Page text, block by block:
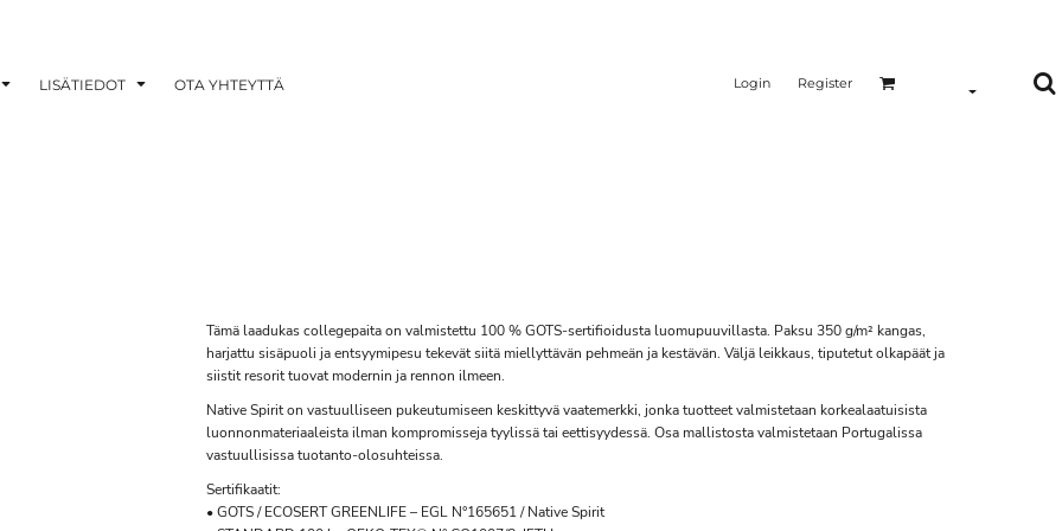
LISÄTIEDOT OTA YHTEYTTÄ Login Register
Tämä laadukas collegepaita on valmistettu 100 % GOTS-sertifioidusta luomupuuvillasta. Paksu 350 g/m² kangas,
harjattu sisäpuoli ja entsyymipesu tekevät siitä miellyttävän pehmeän ja kestävän. Väljä leikkaus, tiputetut olkapäät ja
siistit resorit tuovat modernin ja rennon ilmeen.
Native Spirit on vastuulliseen pukeutumiseen keskittyvä vaatemerkki, jonka tuotteet valmistetaan korkealaatuisista
luonnonmateriaaleista ilman kompromisseja tyylissä tai eettisyydessä. Osa mallistosta valmistetaan Portugalissa
vastuullisissa tuotanto-olosuhteissa.
Sertifikaatit:
• GOTS / ECOSERT GREENLIFE – EGL N°165651 / Native Spirit